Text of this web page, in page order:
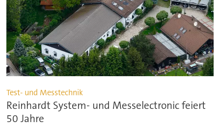
Test- und Messtechnik
Reinhardt System- und Messelectronic feiert
50 Jahre